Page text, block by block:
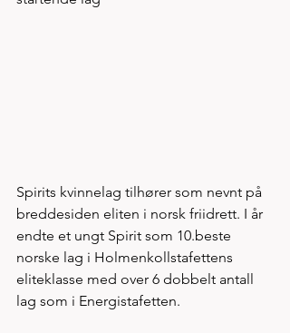
Spirits kvinnelag tilhører som nevnt på
breddesiden eliten i norsk friidrett. I år
endte et ungt Spirit som 10.beste
norske lag i Holmenkollstafettens
eliteklasse med over 6 dobbelt antall
lag som i Energistafetten.